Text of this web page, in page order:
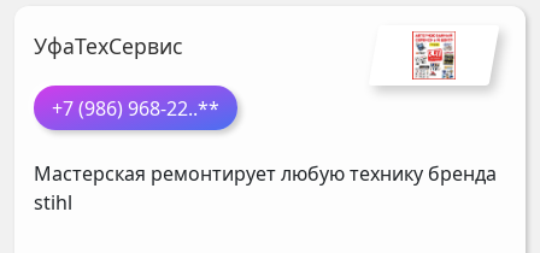
УфаТехСервис
+7 (986) 968-22..**
Мастерская ремонтирует любую технику бренда
stihl